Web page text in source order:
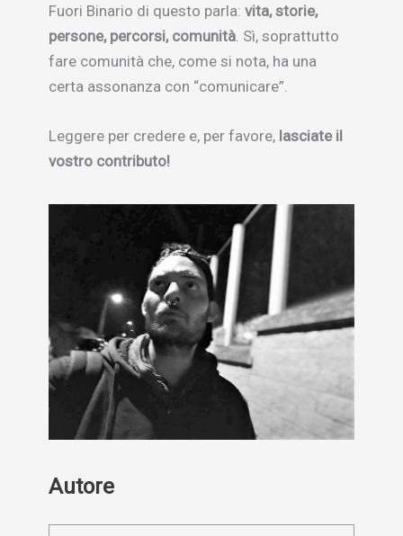
Fuori Binario di questo parla: vita, storie,
persone, percorsi, comunità . Sì, soprattutto
fare comunità che, come si nota, ha una
certa assonanza con “comunicare”.
Leggere per credere e, per favore, lasciate il
vostro contributo!
Autore